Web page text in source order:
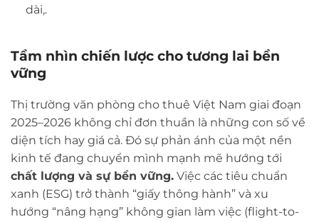
dài,.
Tầm nhìn chiến lược cho tương lai bền
vững
Thị trường văn phòng cho thuê Việt Nam giai đoạn
2025–2026 không chỉ đơn thuần là những con số về
diện tích hay giá cả. Đó sự phản ánh của một nền
kinh tế đang chuyển mình mạnh mẽ hướng tới
chất lượng và sự bền vững. Việc các tiêu chuẩn
xanh (ESG) trở thành “giấy thông hành” và xu
hướng “nâng hạng” không gian làm việc (flight-to-